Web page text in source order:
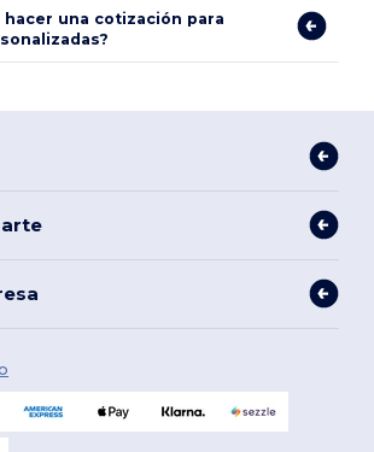
hacer una cotización para